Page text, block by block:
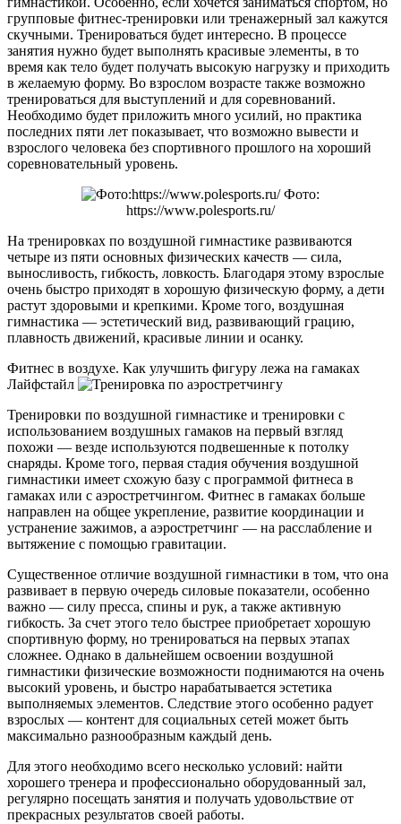
групповые фитнес-тренировки или тренажерный зал кажутся
скучными. Тренироваться будет интересно. В процессе
занятия нужно будет выполнять красивые элементы, в то
время как тело будет получать высокую нагрузку и приходить
в желаемую форму. Во взрослом возрасте также возможно
тренироваться для выступлений и для соревнований.
Необходимо будет приложить много усилий, но практика
последних пяти лет показывает, что возможно вывести и
взрослого человека без спортивного прошлого на хороший
соревновательный уровень.
Фото:
https://www.polesports.ru/
На тренировках по воздушной гимнастике развиваются
четыре из пяти основных физических качеств — сила,
выносливость, гибкость, ловкость. Благодаря этому взрослые
очень быстро приходят в хорошую физическую форму, а дети
растут здоровыми и крепкими. Кроме того, воздушная
гимнастика — эстетический вид, развивающий грацию,
плавность движений, красивые линии и осанку.
Фитнес в воздухе. Как улучшить фигуру лежа на гамаках
Лайфстайл
Тренировки по воздушной гимнастике и тренировки с
использованием воздушных гамаков на первый взгляд
похожи — везде используются подвешенные к потолку
снаряды. Кроме того, первая стадия обучения воздушной
гимнастики имеет схожую базу с программой фитнеса в
гамаках или с аэростретчингом. Фитнес в гамаках больше
направлен на общее укрепление, развитие координации и
устранение зажимов, а аэростретчинг — на расслабление и
вытяжение с помощью гравитации.
Существенное отличие воздушной гимнастики в том, что она
развивает в первую очередь силовые показатели, особенно
важно — силу пресса, спины и рук, а также активную
гибкость. За счет этого тело быстрее приобретает хорошую
спортивную форму, но тренироваться на первых этапах
сложнее. Однако в дальнейшем освоении воздушной
гимнастики физические возможности поднимаются на очень
высокий уровень, и быстро нарабатывается эстетика
выполняемых элементов. Следствие этого особенно радует
взрослых — контент для социальных сетей может быть
максимально разнообразным каждый день.
Для этого необходимо всего несколько условий: найти
хорошего тренера и профессионально оборудованный зал,
регулярно посещать занятия и получать удовольствие от
прекрасных результатов своей работы.